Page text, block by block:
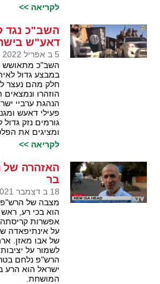
לקריאה >>
השב"כ נגד
דאע"ש
5 ב אפריל 2022
השב"כ מתאושש
במבצע גדול
חלק מהם נעצר
הוזהרו
הנהגת ערביי
פעילי דאעש
גורמים נזק
ומציגים את
לקריאה >>
האזהרה של
בר
18 ב דצמבר 2021
מצבה של הרש"פ
הוא בכי רע,
אפשרות קריסתה
על אינתיפאדה
של אבו מאזן.
לשמור על
הרש"פ נלחם
ישראל הוא הרע
המושחת.